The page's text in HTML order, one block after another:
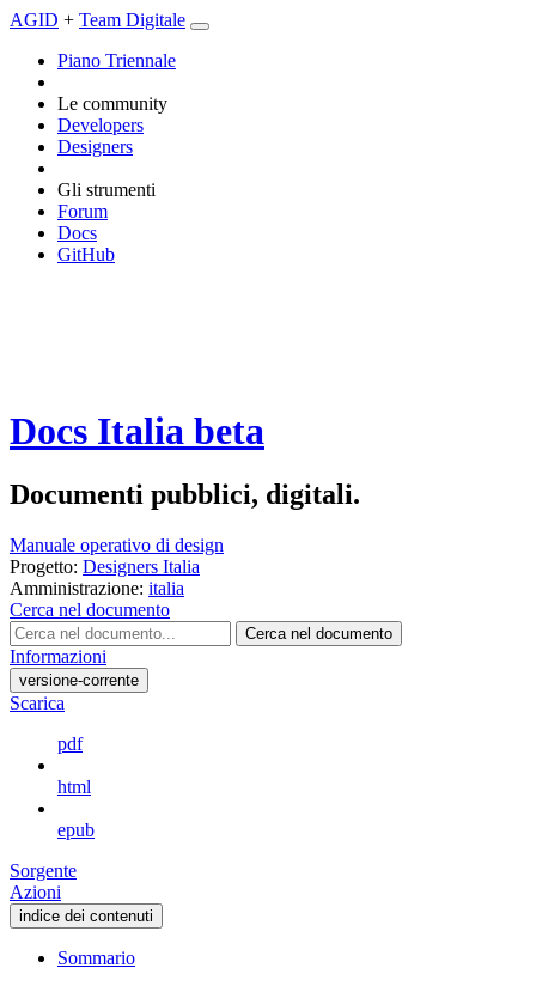
AGID + Team Digitale
Piano Triennale
Le community
Developers
Designers
Gli strumenti
Forum
Docs
GitHub
Docs Italia beta
Documenti pubblici, digitali.
Manuale operativo di design
Progetto: Designers Italia
Amministrazione: italia
Cerca nel documento
Cerca nel documento
Informazioni
versione-corrente
Scarica
pdf
html
epub
Sorgente
Azioni
indice dei contenuti
Sommario